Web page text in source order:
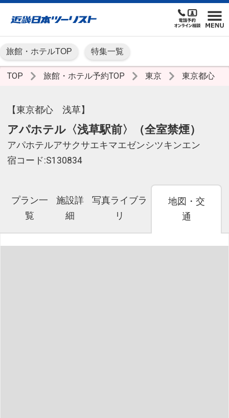
旅館・ホテルTOP 特集一覧
TOP 旅館・ホテル予約TOP 東京 東京都心
【東京都心 浅草】
アパホテル〈浅草駅前〉（全室禁煙）
アパホテルアサクサエキマエゼンシツキンエン
宿コード:S130834
プラン一
覧
施設詳
細
写真ライブラ
リ
地図・交
通